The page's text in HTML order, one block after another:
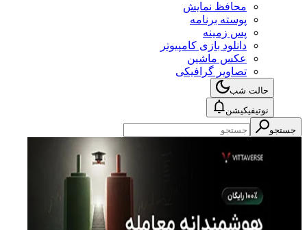
محافظ نمایش
پوسته برنامه
پس زمینه
دانلود بازی کامپیوتر
عکس ماشین
تصاویر گرافیکی
حالت شب
نوتیفیکیشن
جستجو